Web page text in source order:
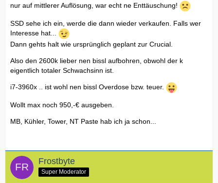
nur auf mittlerer Auflösung, war echt ne Enttäuschung!
SSD sehe ich ein, werde die dann wieder verkaufen. Falls wer
Interesse hat...
Dann gehts halt wie ursprünglich geplant zur Crucial.
Also den 2600k lieber nen bissl aufbohren, obwohl der k
eigentlich totaler Schwachsinn ist.
i7-3960x .. ist wohl nen bissl Overdose bzw. teuer.
Wollt max noch 950,-€ ausgeben.
MB, Kühler, Tower, NT Paste hab ich ja schon...
Frostbyte
Super Moderator